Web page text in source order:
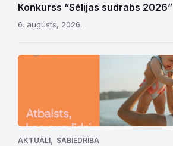
Konkurss “Sēlijas sudrabs 2026”
6. augusts, 2026.
AKTUĀLI, SABIEDRĪBA